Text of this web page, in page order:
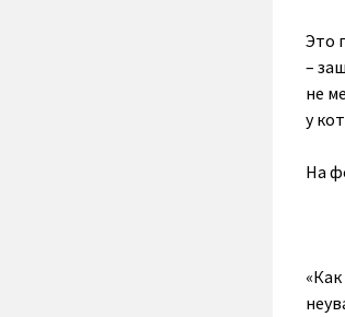
Это
–
не
у
На